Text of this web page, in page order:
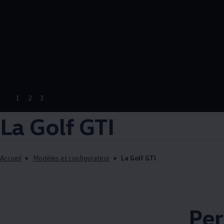
1 2 3
La Golf GTI
Accueil Modèles et configurateur La Golf GTI